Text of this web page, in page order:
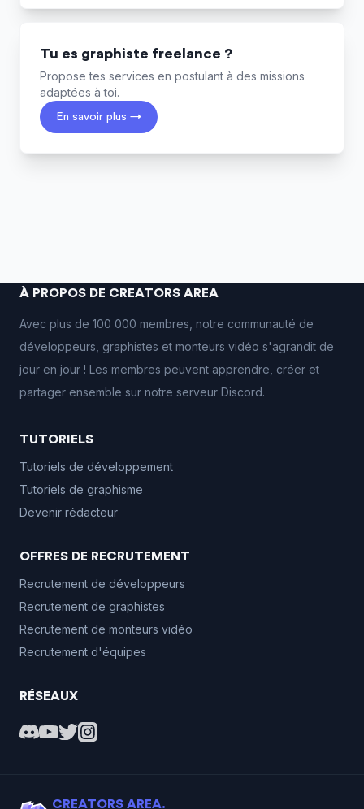
Tu es graphiste freelance ?
Propose tes services en postulant à des missions
adaptées à toi.
En savoir plus →
À PROPOS DE CREATORS AREA
Avec plus de 100 000 membres, notre communauté de
développeurs, graphistes et monteurs vidéo s'agrandit de
jour en jour ! Les membres peuvent apprendre, créer et
partager ensemble sur notre serveur Discord.
TUTORIELS
Tutoriels de développement
Tutoriels de graphisme
Devenir rédacteur
OFFRES DE RECRUTEMENT
Recrutement de développeurs
Recrutement de graphistes
Recrutement de monteurs vidéo
Recrutement d'équipes
RÉSEAUX
CREATORS AREA.